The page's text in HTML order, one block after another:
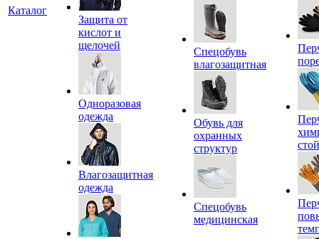
Каталог
Защита от
кислот и
щелочей
Одноразовая
одежда
Влагозащитная
одежда
Спецобувь
влагозащитная
Обувь для
охранных
структур
Спецобувь
медицинская